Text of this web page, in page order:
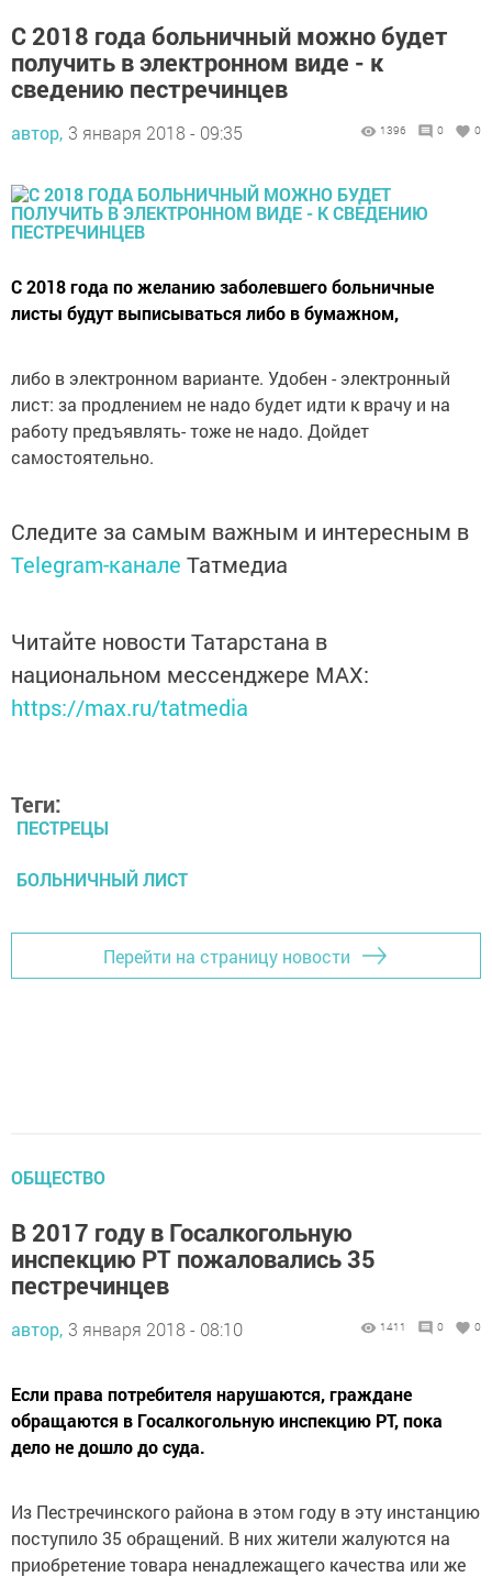
С 2018 года больничный можно будет
получить в электронном виде - к
сведению пестречинцев
автор, 3 января 2018 - 09:35 1396 0 0
С 2018 года по желанию заболевшего больничные
листы будут выписываться либо в бумажном,
либо в электронном варианте. Удобен - электронный
лист: за продлением не надо будет идти к врачу и на
работу предъявлять- тоже не надо. Дойдет
самостоятельно.
Следите за самым важным и интересным в
Telegram-канале Татмедиа
Читайте новости Татарстана в
национальном мессенджере MАХ:
https://max.ru/tatmedia
Теги:
ПЕСТРЕЦЫ
БОЛЬНИЧНЫЙ ЛИСТ
Перейти на страницу новости
ОБЩЕСТВО
В 2017 году в Госалкогольную
инспекцию РТ пожаловались 35
пестречинцев
автор, 3 января 2018 - 08:10 1411 0 0
Если права потребителя нарушаются, граждане
обращаются в Госалкогольную инспекцию РТ, пока
дело не дошло до суда.
Из Пестречинского района в этом году в эту инстанцию
поступило 35 обращений. В них жители жалуются на
приобретение товара ненадлежащего качества или же